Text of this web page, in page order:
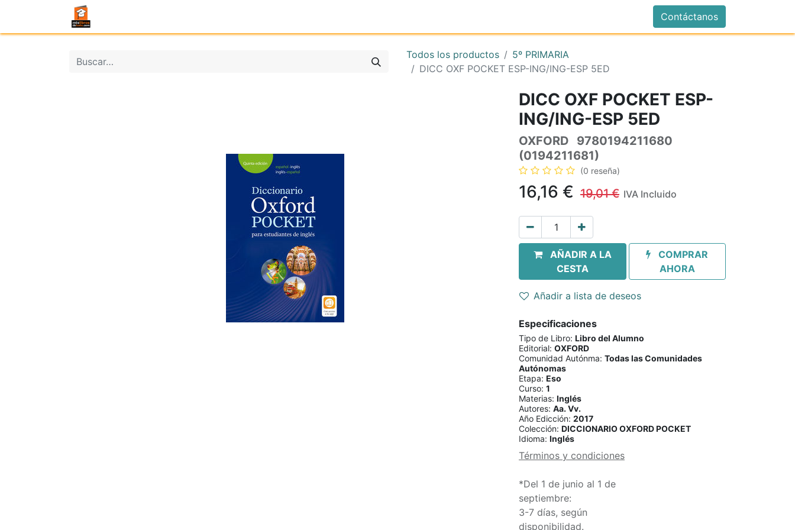
Contáctanos
Todos los productos
5º PRIMARIA
DICC OXF POCKET ESP-ING/ING-ESP 5ED
DICC OXF POCKET ESP-
ING/ING-ESP 5ED
OXFORD
9780194211680
(0194211681)
(0 reseña)
16,16 € 19,01€ IVA Incluido
AÑADIR A LA
CESTA
COMPRAR
AHORA
Añadir a lista de deseos
Especificaciones
Tipo de Libro: Libro del Alumno
Editorial: OXFORD
Comunidad Autónma: Todas las Comunidades
Autónomas
Etapa: Eso
Curso: 1
Materias: Inglés
Autores: Aa. Vv.
Año Edicción: 2017
Colección: DICCIONARIO OXFORD POCKET
Idioma: Inglés
Términos y condiciones
*Del 1 de junio al 1 de
septiembre:
3-7 días, según
disponibilidad.